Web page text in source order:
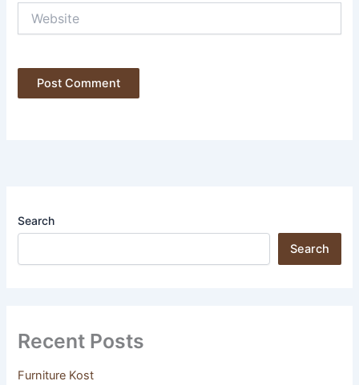
Search
Search
Recent Posts
Furniture Kost